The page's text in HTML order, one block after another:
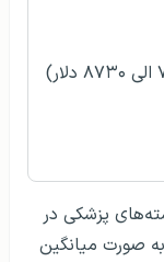
سالیانه ۷۰۰۰ الی ۸۰۰۰ یورو (۷۶۴۰ الی ۸۷۳۰ دلار)
پزشکی در
به صورت میانگین